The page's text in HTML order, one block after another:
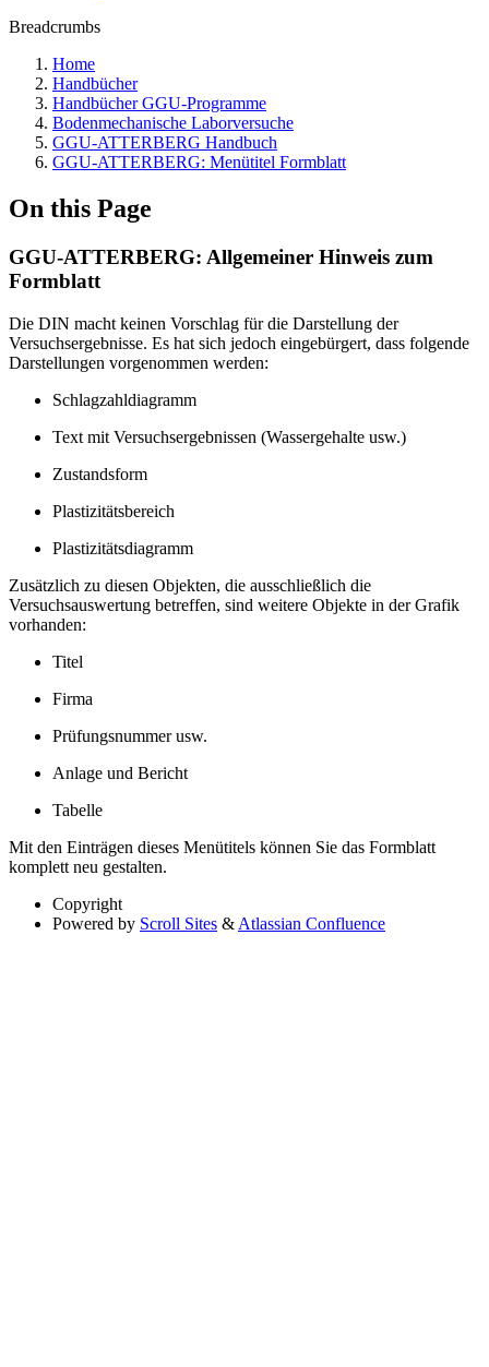
Breadcrumbs
Home
Handbücher
Handbücher GGU-Programme
Bodenmechanische Laborversuche
GGU-ATTERBERG Handbuch
GGU-ATTERBERG: Menütitel Formblatt
On this Page
GGU-ATTERBERG: Allgemeiner Hinweis zum
Formblatt
Die DIN macht keinen Vorschlag für die Darstellung der
Versuchsergebnisse. Es hat sich jedoch eingebürgert, dass folgende
Darstellungen vorgenommen werden:
Schlagzahldiagramm
Text mit Versuchsergebnissen (Wassergehalte usw.)
Zustandsform
Plastizitätsbereich
Plastizitätsdiagramm
Zusätzlich zu diesen Objekten, die ausschließlich die
Versuchsauswertung betreffen, sind weitere Objekte in der Grafik
vorhanden:
Titel
Firma
Prüfungsnummer usw.
Anlage und Bericht
Tabelle
Mit den Einträgen dieses Menütitels können Sie das Formblatt
komplett neu gestalten.
Copyright
Powered by Scroll Sites & Atlassian Confluence